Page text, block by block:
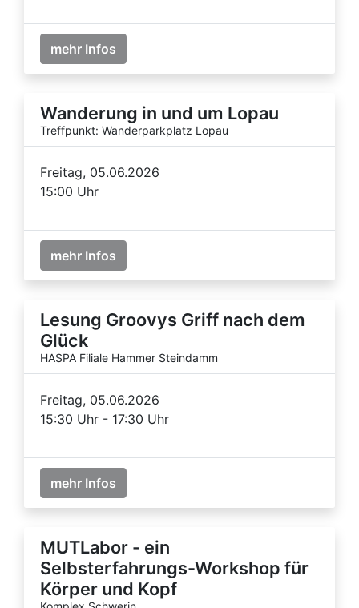
mehr Infos
Wanderung in und um Lopau
Treffpunkt: Wanderparkplatz Lopau
Freitag, 05.06.2026
15:00 Uhr
mehr Infos
Lesung Groovys Griff nach dem
Glück
HASPA Filiale Hammer Steindamm
Freitag, 05.06.2026
15:30 Uhr - 17:30 Uhr
mehr Infos
MUTLabor - ein
Selbsterfahrungs-Workshop für
Körper und Kopf